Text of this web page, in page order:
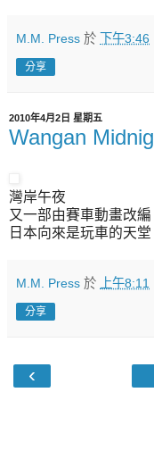
M.M. Press 於 下午3:46
分享
2010年4月2日 星期五
Wangan
灣岸午夜
又一部由賽車動畫改
日本向來是玩車的天
M.M. Press 於 上午8:11
分享
‹